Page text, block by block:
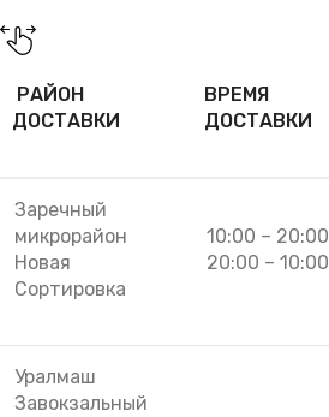
РАЙОН
ДОСТАВКИ
ВРЕМЯ
ДОСТАВКИ
Заречный
микрорайон
Новая
Сортировка
10:00 – 20:00
20:00 – 10:00
Уралмаш
Завокзальный